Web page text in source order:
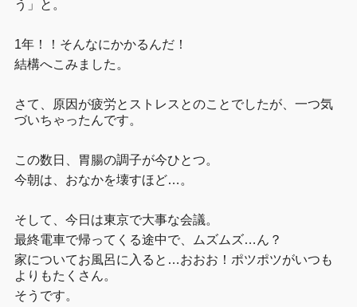
う」と。
1年！！そんなにかかるんだ！
結構へこみました。
さて、原因が疲労とストレスとのことでしたが、一つ気
づいちゃったんです。
この数日、胃腸の調子が今ひとつ。
今朝は、おなかを壊すほど…。
そして、今日は東京で大事な会議。
最終電車で帰ってくる途中で、ムズムズ…ん？
家についてお風呂に入ると…おおお！ポツポツがいつも
よりもたくさん。
そうです。